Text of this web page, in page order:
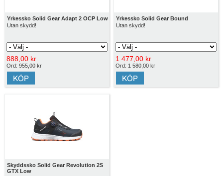
Yrkessko Solid Gear Adapt 2 OCP Low
Utan skydd!
888,00 kr
Ord: 955,00 kr
Yrkessko Solid Gear Bound
Utan skydd!
1 477,00 kr
Ord: 1 580,00 kr
Skyddssko Solid Gear Revolution 2S
GTX Low